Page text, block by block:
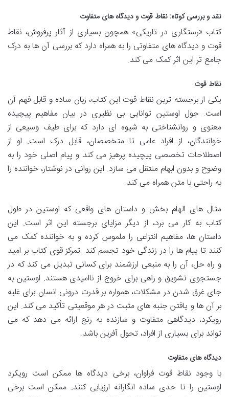
نقد و بررسی کوتاه: نقاط قوت و دیدگاه های متفاوت
کتاب «رستگاری در تاریکی» همچون بسیاری از آثار پرفروش، نقاط
قوت و دیدگاه های متفاوتی را به همراه دارد که بررسی آن ها به درک
جامع تر این اثر کمک می کند.
نقاط قوت
یکی از برجسته ترین نقاط قوت این کتاب، زبان ساده و قابل فهم آن
است. جول اوستین توانایی بی نظیری در بیان مفاهیم پیچیده
معنوی و روانشناختی به شیوه ای دارد که برای طیف وسیعی از
خوانندگان، از افراد عامی تا متخصصان، قابل درک است. او از
اصطلاحات تخصصی پیچیده پرهیز می کند و پیام اصلی خود را به
وضوح و بدون ابهام منتقل می سازد. این روانی در نوشتار، خواننده را
به راحتی با متن همراه می کند.
مثال های الهام بخش و داستان های واقعی که اوستین در طول
کتاب به کار می برد، از دیگر مزایای برجسته این اثر است. این
داستان ها، مفاهیم انتزاعی را ملموس کرده و به خواننده کمک می
کنند تا پیام ها را در زندگی خود تجسم کند. تمرکز قوی کتاب بر امید
و راه حل، آن را به منبعی ارزشمند برای کسانی تبدیل می کند که در
جستجوی تشویق و راهی برای خروج از ناامیدی هستند. اوستین به
جای غرق شدن در مشکلات، همواره بر قدرت درونی انسان برای غلبه
بر آن ها و یافتن جنبه های مثبت در هر موقعیتی تأکید می کند. این
رویکرد، دیدگاهی متفاوت و سازنده به رنج ارائه می دهد که می
تواند برای بسیاری از افراد، تحول آفرین باشد.
دیدگاه های متفاوت
با وجود نقاط قوت فراوان، برخی دیدگاه ها ممکن است رویکرد
اوستین را تا حدی ساده انگارانه ارزیابی کنند. ممکن است برخی